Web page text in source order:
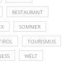
RESTAURANT
SOMMER
TOURISMUS
WELT